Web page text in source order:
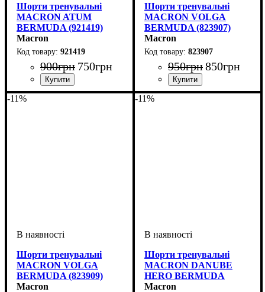
Шорти тренувальні
MACRON ATUM
BERMUDA (921419)
Macron
921419
900грн 750грн
Стать: Унісекс
Виробник: Macron
Колір: Сірий
Шорти тренувальні
MACRON VOLGA
BERMUDA (823907)
Macron
823907
950грн850грн
Стать: Дитяче, Унісекс,
Чоловічий
Виробник: Macron
Колір: Темно-синій
-11%
Шорти тренувальні
MACRON VOLGA
BERMUDA (823909)
Macron
-11%
Шорти тренувальні
MACRON DANUBE
HERO BERMUDA
(816507)
Macron